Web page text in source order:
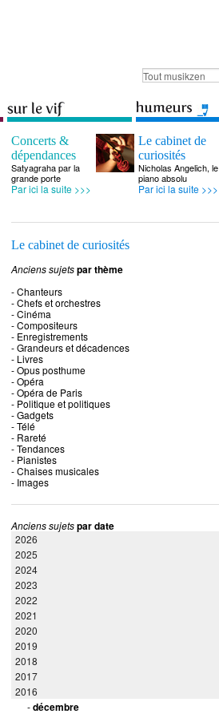
Concerts &
dépendances
Satyagraha par la
grande porte
Par ici la suite >>>
Le cabinet de
curiosités
Nicholas Angelich, le
piano absolu
Par ici la suite >>>
Le cabinet de curiosités
Anciens sujetspar thème
- Chanteurs
- Chefs et orchestres
- Cinéma
- Compositeurs
- Enregistrements
- Grandeurs et décadences
- Livres
- Opus posthume
- Opéra
- Opéra de Paris
- Politique et politiques
- Gadgets
- Télé
- Rareté
- Tendances
- Pianistes
- Chaises musicales
- Images
Anciens sujetspar date
2026
2025
2024
2023
2022
2021
2020
2019
2018
2017
2016
-décembre